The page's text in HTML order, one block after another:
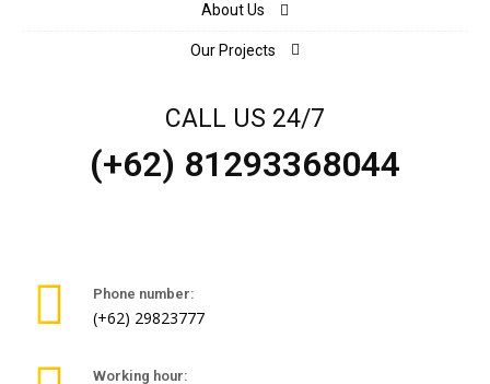
About Us
Our Projects
CALL US 24/7
(+62) 81293368044
Phone number:
(+62) 29823777
Working hour: